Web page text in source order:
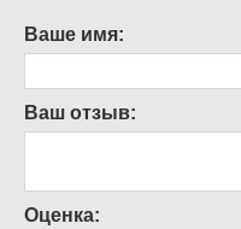
Ваше имя:
Ваш отзыв:
Оценка: